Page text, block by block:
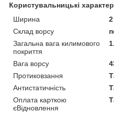
Користувальницькі
Ширина
Склад ворсу
Загальна вага килимового
покриття
Вага ворсу
Протиковзання
Антистатичність
Оплата карткою
єВідновлення